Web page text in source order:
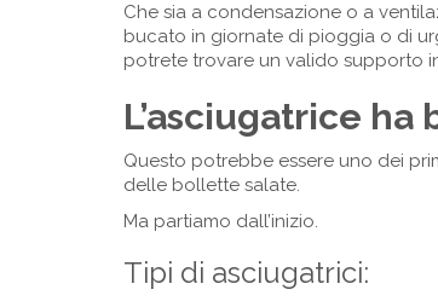
Che sia a condensazione o a
bucato in giornate di pioggia o di
potrete trovare un valido supporto
L’asciugatrice
Questo potrebbe essere uno dei
delle bollette salate.
Ma partiamo dall’inizio.
Tipi di asciugatrici: